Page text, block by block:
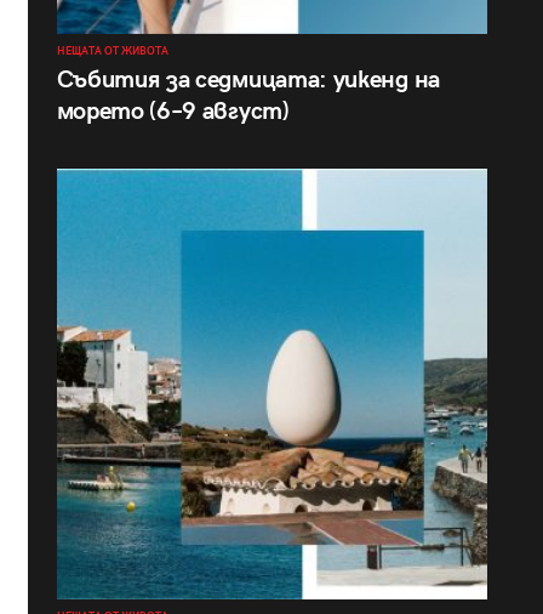
НЕЩАТА ОТ ЖИВОТА
Събития за седмицата: уикенд на
морето (6–9 август)